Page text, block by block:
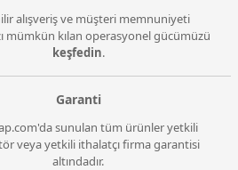
alışveriş ve müşteri memnuniyeti
mümkün kılan operasyonel gücümüzü
keşfedin.
Garanti
sunulan tüm ürünler yetkili
veya yetkili ithalatçı firma garantisi
altındadır.